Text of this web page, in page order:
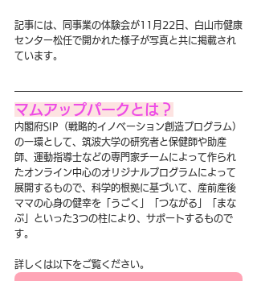
記事には、同事業の体験会が11月22日、白山市健康
センター松任で開かれた様子が写真と共に掲載され
ています。
マムアップパークとは？
内閣府SIP（戦略的イノベーション創造プログラム）
の一環として、筑波大学の研究者と保健師や助産
師、運動指導士などの専門家チームによって作られ
たオンライン中心のオリジナルプログラムによって
展開するもので、科学的根拠に基づいて、産前産後
ママの心身の健幸を「うごく」「つながる」「まな
ぶ」といった3つの柱により、サポートするもので
す。
詳しくは以下をご覧ください。